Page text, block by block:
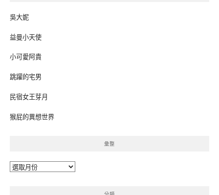
吳大妮
益曼小天使
小可愛阿貴
跳躍的宅男
民宿女王芽月
猴屁的異想世界
彙整
彙